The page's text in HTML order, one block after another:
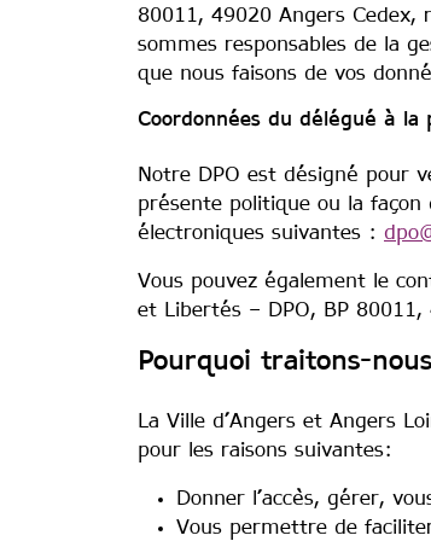
80011, 49020 Angers Cedex,
sommes responsables de la
que nous faisons de vos
Coordonnées du délégué à la
Notre DPO est désigné pour
présente politique ou la façon
électroniques suivantes :
Vous pouvez également le
et Libertés – DPO, BP 80011,
Pourquoi traitons-
La Ville d’Angers et Angers
pour les raisons suivantes:
Donner l’accès, gérer,
Vous permettre de